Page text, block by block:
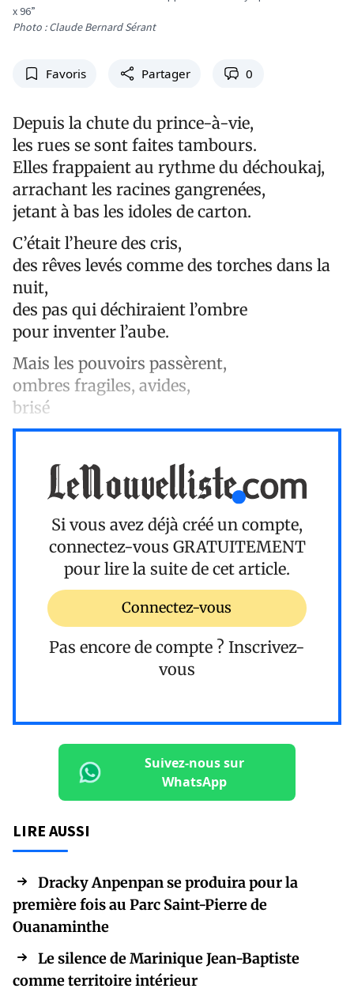
x 96”
Photo : Claude Bernard Sérant
Favoris Partager 0
Depuis la chute du prince-à-vie,
les rues se sont faites tambours.
Elles frappaient au rythme du déchoukaj,
arrachant les racines gangrenées,
jetant à bas les idoles de carton.
C’était l’heure des cris,
des rêves levés comme des torches dans la
nuit,
des pas qui déchiraient l’ombre
pour inventer l’aube.
Mais les pouvoirs passèrent,
ombres fragiles, avides,
brisé
Si vous avez déjà créé un compte,
connectez-vous GRATUITEMENT
pour lire la suite de cet article.
Connectez-vous
Pas encore de compte ? Inscrivez-
vous
Suivez-nous sur
WhatsApp
LIRE AUSSI
Dracky Anpenpan se produira pour la
première fois au Parc Saint-Pierre de
Ouanaminthe
Le silence de Marinique Jean-Baptiste
comme territoire intérieur